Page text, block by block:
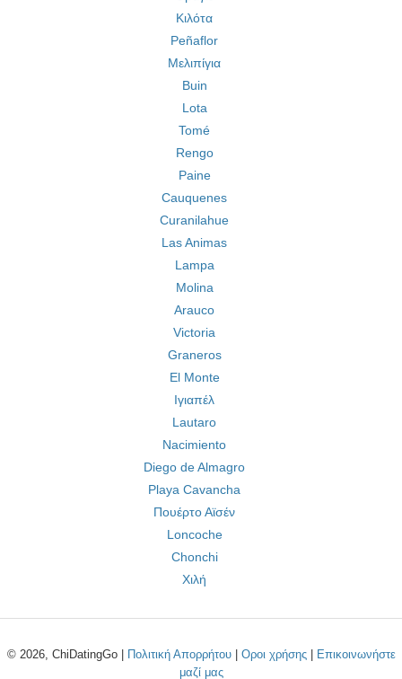
Κιλότα
Peñaflor
Μελιπίγια
Buin
Lota
Tomé
Rengo
Paine
Cauquenes
Curanilahue
Las Animas
Lampa
Molina
Arauco
Victoria
Graneros
El Monte
Ιγιαπέλ
Lautaro
Nacimiento
Diego de Almagro
Playa Cavancha
Πουέρτο Αϊσέν
Loncoche
Chonchi
Χιλή
© 2026, ChiDatingGo | Πολιτική Απορρήτου| Οροι χρήσης|
Επικοινωνήστε
μαζί μας